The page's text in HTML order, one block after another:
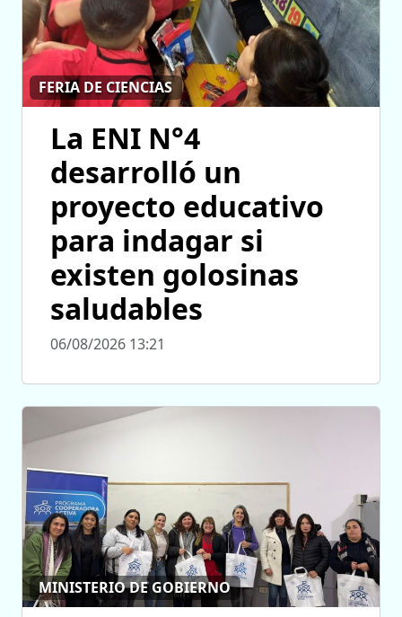
FERIA DE CIENCIAS
La ENI N°4
desarrolló un
proyecto educativo
para indagar si
existen golosinas
saludables
06/08/2026 13:21
MINISTERIO DE GOBIERNO